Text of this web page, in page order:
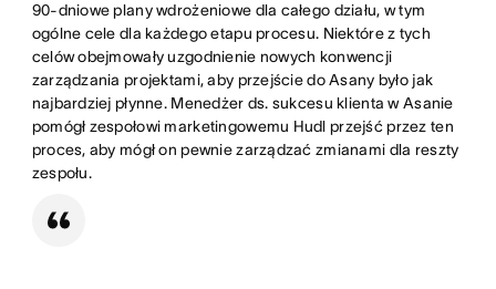
90-dniowe plany wdrożeniowe dla całego działu, w tym
ogólne cele dla każdego etapu procesu. Niektóre z tych
celów obejmowały uzgodnienie nowych konwencji
zarządzania projektami, aby przejście do Asany było jak
najbardziej płynne. Menedżer ds. sukcesu klienta w Asanie
pomógł zespołowi marketingowemu Hudl przejść przez ten
proces, aby mógł on pewnie zarządzać zmianami dla reszty
zespołu.